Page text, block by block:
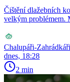
Čištění dlažebních
velkým problémem.
Chalupáři-Zahrádkáři
dnes, 18:28
2 min